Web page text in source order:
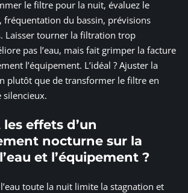
le filtre pour la nuit, évaluez le
fréquentation du bassin, prévisions
Laisser tourner la filtration trop
pas l’eau, mais fait grimper la facture
l’équipement. L’idéal ? Ajuster la
plutôt que de transformer le filtre en
effets d’un
nocturne sur la
et l’équipement ?
toute la nuit limite la stagnation et